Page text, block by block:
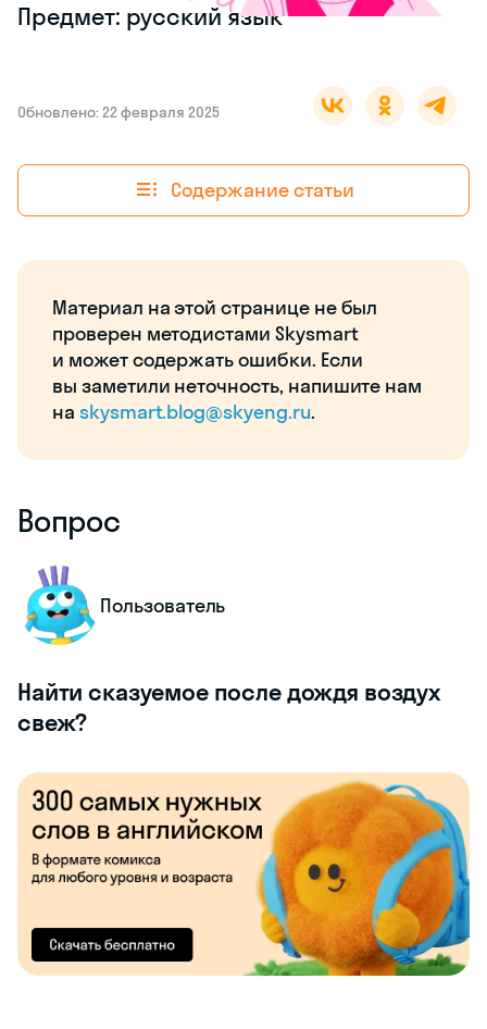
Предмет: русский язык
Обновлено: 22 февраля 2025
Содержание статьи
Материал на этой странице не был
проверен методистами Skysmart
и может содержать ошибки. Если
вы заметили неточность, напишите нам
на skysmart.blog@skyeng.ru.
Вопрос
Пользователь
Найти сказуемое после дождя воздух
свеж?